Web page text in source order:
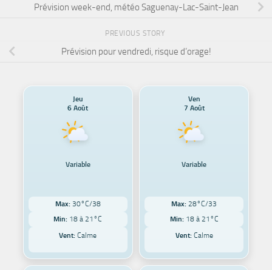
Prévision week-end, météo Saguenay-Lac-Saint-Jean
PREVIOUS STORY
Prévision pour vendredi, risque d’orage!
Jeu
6 Août
Variable
Max: 30°C/38
Min: 18 à 21°C
Vent: Calme
Ven
7 Août
Variable
Max: 28°C/33
Min: 18 à 21°C
Vent:Calme